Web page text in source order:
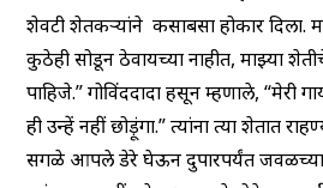
शेवटी शेतकऱ्यांने कसाबसा होकार दिला.
कुठेही सोडून ठेवायच्या नाहीत, माझ्या
पाहिजे.” गोविंददादा हसून म्हणाले, “मेरी
ही उन्हें नहीं छोड़ूंगा.” त्यांना त्या शेतात
सगळे आपले डेरे घेऊन दुपारपर्यंत जवळच्या